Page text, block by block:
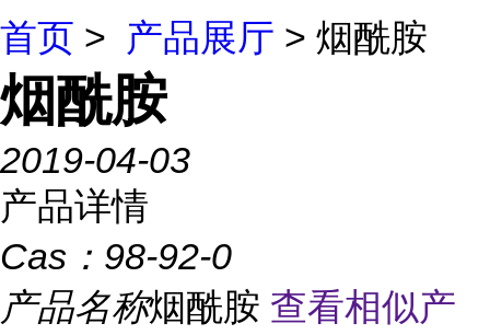
首页 > 产品展厅 > 烟酰胺
烟酰胺
2019-04-03
产品详情
Cas： 98-92-0
产品名称烟酰胺 查看相似产